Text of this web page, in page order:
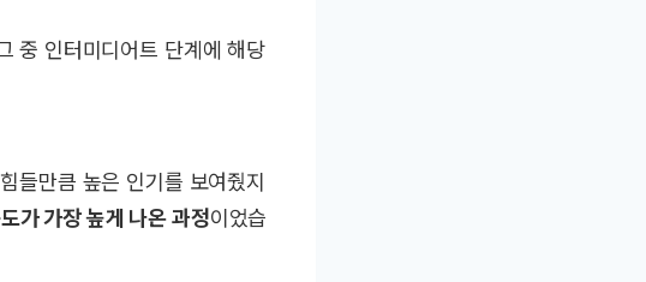
중 인터미디어트 단계에 해당
들만큼 높은 인기를 보여줬지
가 가장 높게 나온 과정이었습